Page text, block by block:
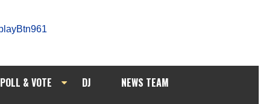
POLL & VOTE DJ
NEWS TEAM